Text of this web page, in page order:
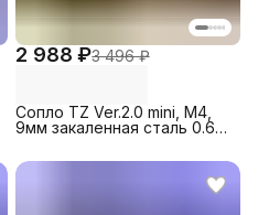
2 988 ₽3 496 ₽
Сопло TZ Ver.2.0 mini, M4,
9мм закаленная сталь 0.6
Bambu Lab A1/A1
mini/P2S/H2D/H2C/H2S